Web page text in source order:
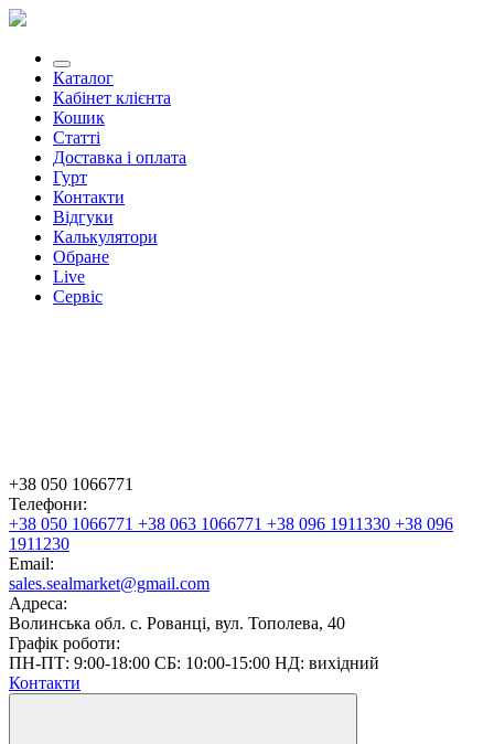
Каталог
Кабінет клієнта
Кошик
Статті
Доставка і оплата
Гурт
Контакти
Відгуки
Калькулятори
Обране
Live
Сервіс
+38 050 1066771
Телефони:
+38 050 1066771 +38 063 1066771 +38 096 1911330 +38 096
1911230
Email:
sales.sealmarket@gmail.com
Адреса:
Волинська обл. с. Рованці, вул. Тополева, 40
Графік роботи:
ПН-ПТ: 9:00-18:00 СБ: 10:00-15:00 НД: вихідний
Контакти